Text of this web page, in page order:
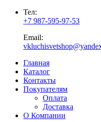
Тел:
+7 987-595-97-53
Email:
Главная
Каталог
Контакты
Покупателям
Оплата
Доставка
О Компании